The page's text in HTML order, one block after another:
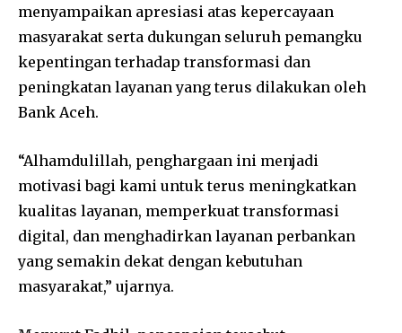
menyampaikan apresiasi atas kepercayaan
masyarakat serta dukungan seluruh pemangku
kepentingan terhadap transformasi dan
peningkatan layanan yang terus dilakukan oleh
Bank Aceh.
“Alhamdulillah, penghargaan ini menjadi
motivasi bagi kami untuk terus meningkatkan
kualitas layanan, memperkuat transformasi
digital, dan menghadirkan layanan perbankan
yang semakin dekat dengan kebutuhan
masyarakat,” ujarnya.